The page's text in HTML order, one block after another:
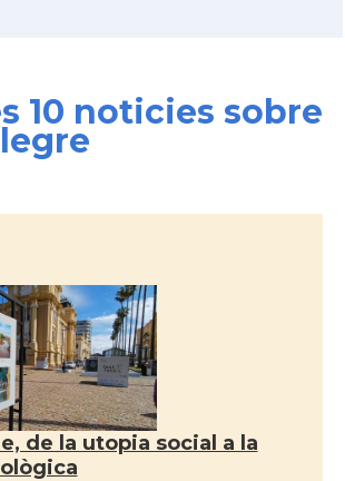
Catalans a São Lourenço
CATALANS A SAO PAULO
Instituto Brasileiro de Filosofia e
Ciência "Raimundo Lúlio\"
Oficina Exterior de Catalunya a São
Paulo
10 noticies sobre
de la utopia social a la